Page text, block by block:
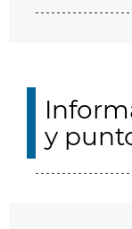
y